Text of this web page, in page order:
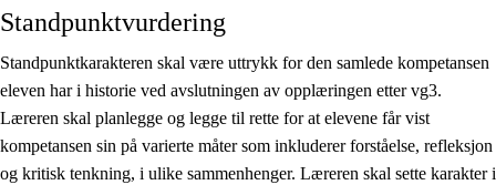
Standpunktvurdering
Standpunktkarakteren skal være uttrykk for den samlede kompetansen
eleven har i historie ved avslutningen av opplæringen etter vg3.
Læreren skal planlegge og legge til rette for at elevene får vist
kompetansen sin på varierte måter som inkluderer forståelse, refleksjon
og kritisk tenkning, i ulike sammenhenger. Læreren skal sette karakter i